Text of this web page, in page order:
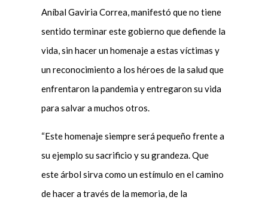
Aníbal Gaviria Correa, manifestó que no tiene
sentido terminar este gobierno que defiende la
vida, sin hacer un homenaje a estas víctimas y
un reconocimiento a los héroes de la salud que
enfrentaron la pandemia y entregaron su vida
para salvar a muchos otros.
“Este homenaje siempre será pequeño frente a
su ejemplo su sacrificio y su grandeza. Que
este árbol sirva como un estímulo en el camino
de hacer a través de la memoria, de la